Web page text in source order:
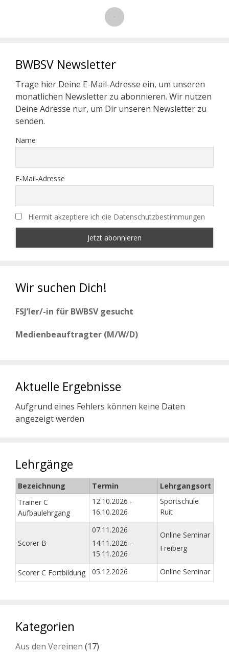
BWBSV Newsletter
Trage hier Deine E-Mail-Adresse ein, um unseren
monatlichen Newsletter zu abonnieren. Wir nutzen
Deine Adresse nur, um Dir unseren Newsletter zu
senden.
Name
E-Mail-Adresse
Hiermit akzeptiere ich die Datenschutzbestimmungen
Wir suchen Dich!
FSJ’ler/-in für BWBSV gesucht
Medienbeauftragter (M/W/D)
Aktuelle Ergebnisse
Aufgrund eines Fehlers können keine Daten
angezeigt werden
Lehrgänge
Bezeichnung Termin
Lehrgangsort
Trainer C
Aufbaulehrgang
12.10.2026 -
16.10.2026
Sportschule
Ruit
Scorer B
07.11.2026
14.11.2026 -
15.11.2026
Online Seminar
Freiberg
Scorer C Fortbildung 05.12.2026 Online Seminar
Kategorien
Aus den Vereinen (17)